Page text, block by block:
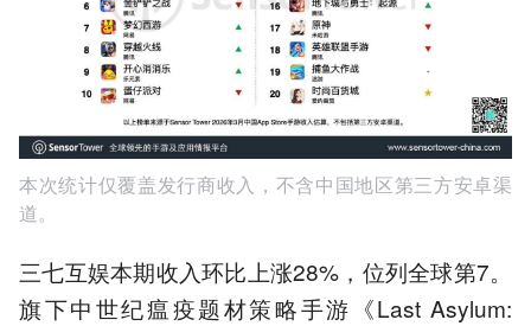
本次统计仅覆盖发行商收入，不含中国地区第三方安卓渠
道。
三七互娱本期收入环比上涨28%，位列全球第7。
旗下中世纪瘟疫题材策略手游《Last Asylum: